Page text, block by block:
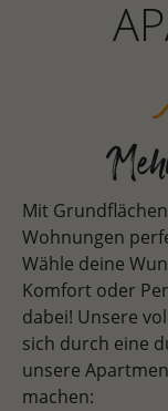
Mit
Wohnungen
Wähle deine
Komfort oder
dabei! Unsere
sich durch eine
unsere
machen: